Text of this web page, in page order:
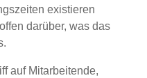
existieren
darüber, was das
auf Mitarbeitende,